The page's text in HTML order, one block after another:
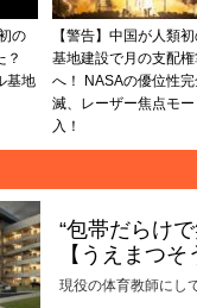
の
？
基地
【警告】中国が人類
基地建設で月の支配
へ！ NASAの優位性
滅、レーザー焦点モ
入！
“包帯だらけ
【うえまつ
現役の体育教師にし